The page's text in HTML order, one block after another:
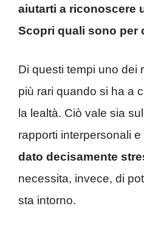
aiutarti a riconoscere
Scopri quali sono per
Di questi tempi uno dei
più rari quando si ha a
la lealtà. Ciò vale sia
rapporti interpersonali e
dato decisamente
necessita, invece, di
sta intorno.